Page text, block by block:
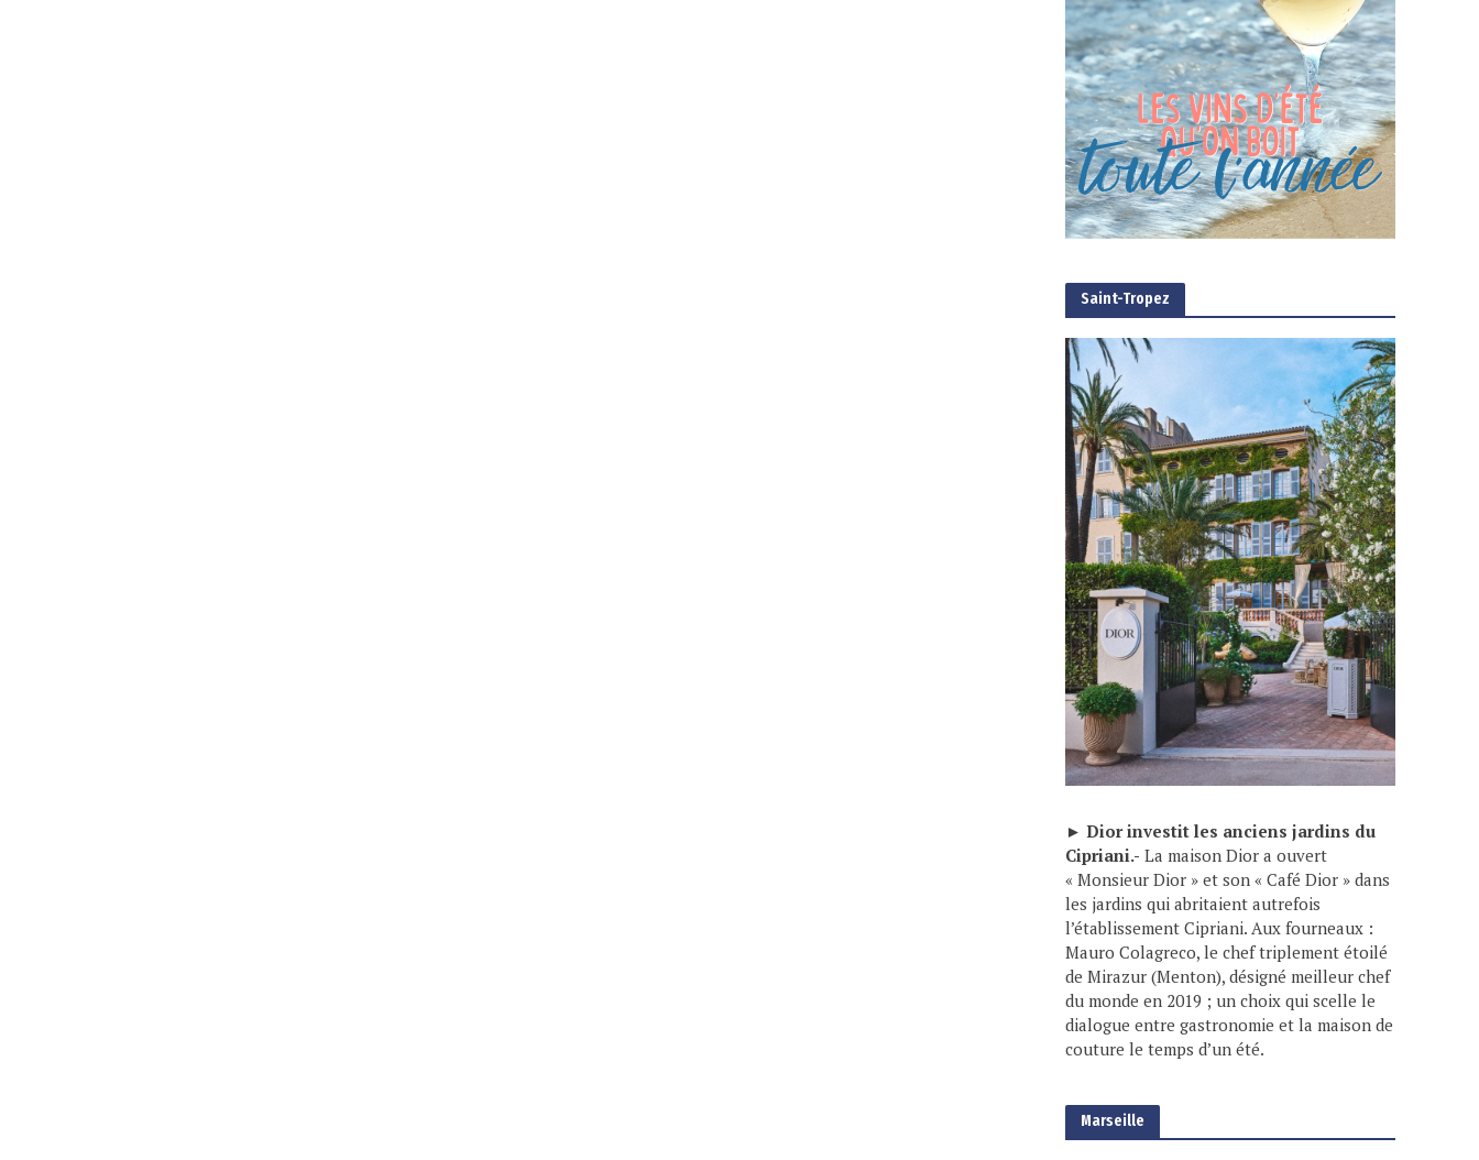
Saint-Tropez
►Dior investit les anciens jardins du
Cipriani.- La maison Dior a ouvert
« Monsieur Dior » et son « Café Dior » dans
les jardins qui abritaient autrefois
l’établissement Cipriani. Aux fourneaux :
Mauro Colagreco, le chef triplement étoilé
de Mirazur (Menton), désigné meilleur chef
du monde en 2019 ; un choix qui scelle le
dialogue entre gastronomie et la maison de
couture le temps d’un été.
Marseille